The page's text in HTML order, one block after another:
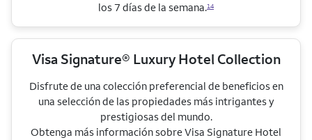
los 7 días de la semana.14
Visa Signature® Luxury Hotel Collection
Disfrute de una colección preferencial de beneficios en
una selección de las propiedades más intrigantes y
prestigiosas del mundo.
Obtenga más información sobre Visa Signature Hotel